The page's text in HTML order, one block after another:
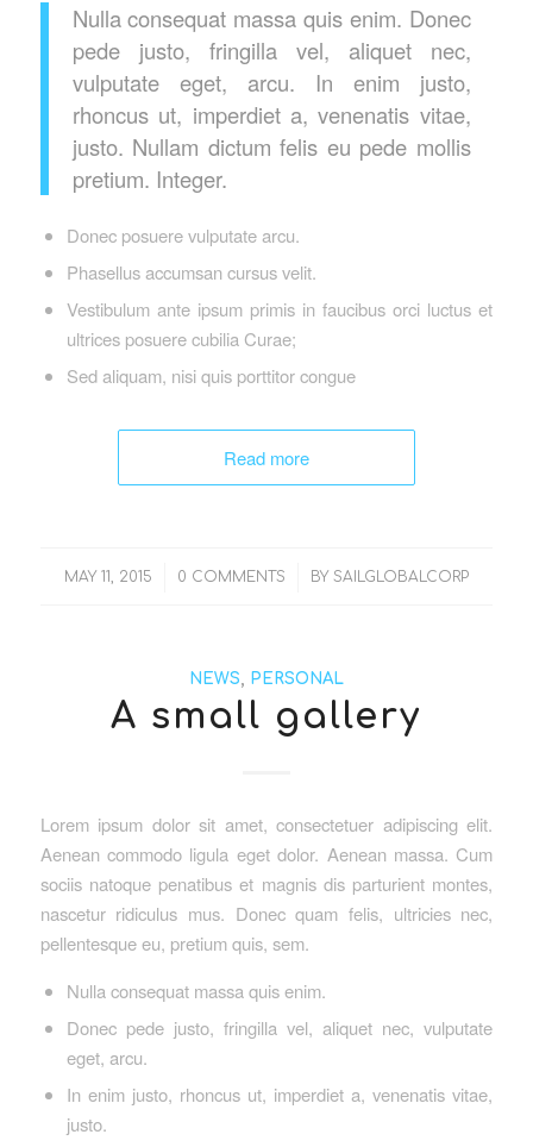
Nulla consequat massa quis enim. Donec
pede justo, fringilla vel, aliquet nec,
vulputate eget, arcu. In enim justo,
rhoncus ut, imperdiet a, venenatis vitae,
justo. Nullam dictum felis eu pede mollis
pretium. Integer.
Donec posuere vulputate arcu.
Phasellus accumsan cursus velit.
Vestibulum ante ipsum primis in faucibus orci luctus et
ultrices posuere cubilia Curae;
Sed aliquam, nisi quis porttitor congue
Read more
MAY 11, 2015
/ 0 COMMENTS
/ BY SAILGLOBALCORP
NEWS PERSONAL
A small gallery
Lorem ipsum dolor sit amet, consectetuer adipiscing elit.
Aenean commodo ligula eget dolor. Aenean massa. Cum
sociis natoque penatibus et magnis dis parturient montes,
nascetur ridiculus mus. Donec quam felis, ultricies nec,
pellentesque eu, pretium quis, sem.
Nulla consequat massa quis enim.
Donec pede justo, fringilla vel, aliquet nec, vulputate
eget, arcu.
In enim justo, rhoncus ut, imperdiet a, venenatis vitae,
justo.